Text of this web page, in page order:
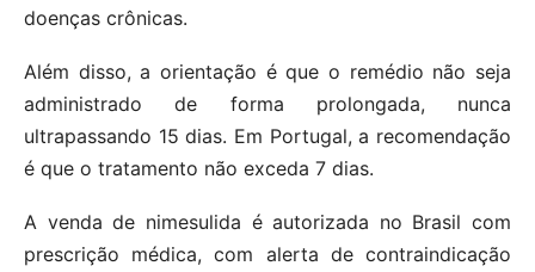
doenças crônicas.
Além disso, a orientação é que o remédio não seja
administrado de forma prolongada, nunca
ultrapassando 15 dias. Em Portugal, a recomendação
é que o tratamento não exceda 7 dias.
A venda de nimesulida é autorizada no Brasil com
prescrição médica, com alerta de contraindicação